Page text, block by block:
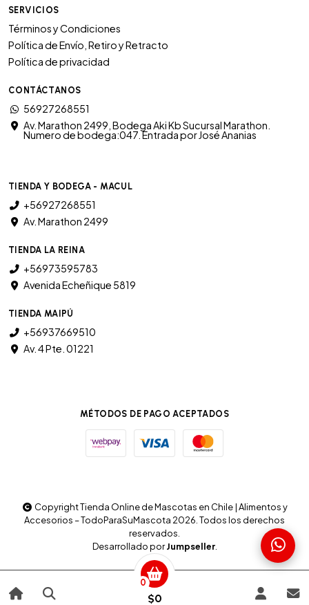
0
$0
SERVICIOS
Términos y Condiciones
Política de Envío, Retiro y Retracto
Política de privacidad
CONTÁCTANOS
56927268551
Av. Marathon 2499, Bodega Aki Kb Sucursal Marathon.
Numero de bodega:047. Entrada por José Ananias
TIENDA Y BODEGA - MACUL
+56927268551
Av. Marathon 2499
TIENDA LA REINA
+56973595783
Avenida Echeñique 5819
TIENDA MAIPÚ
+56937669510
Av. 4 Pte. 01221
MÉTODOS DE PAGO ACEPTADOS
Copyright Tienda Online de Mascotas en Chile | Alimentos y
Accesorios – TodoParaSuMascota 2026. Todos los derechos
reservados.
Desarrollado porJumpseller.